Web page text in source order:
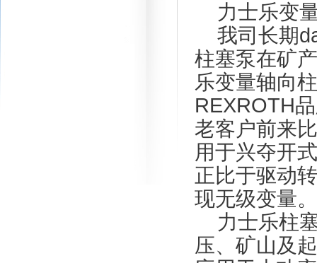
力士乐变
我司长期
柱塞泵在矿
乐变量轴向
REXROTH
老客户前来
用于兴夺开
正比于驱动
现无级变量。
力士乐柱
压、矿山及